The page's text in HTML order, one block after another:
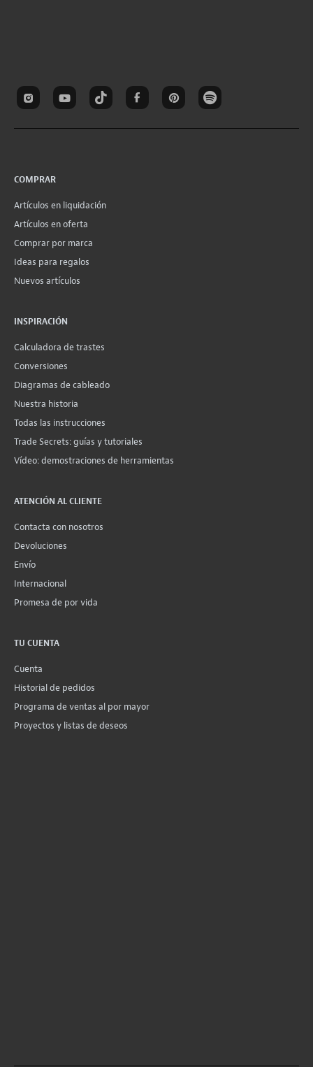
COMPRAR
Artículos en liquidación
Artículos en oferta
Comprar por marca
Ideas para regalos
Nuevos artículos
INSPIRACIÓN
Calculadora de trastes
Conversiones
Diagramas de cableado
Nuestra historia
Todas las instrucciones
Trade Secrets: guías y tutoriales
Vídeo: demostraciones de herramientas
ATENCIÓN AL CLIENTE
Contacta con nosotros
Devoluciones
Envío
Internacional
Promesa de por vida
TU CUENTA
Cuenta
Historial de pedidos
Programa de ventas al por mayor
Proyectos y listas de deseos